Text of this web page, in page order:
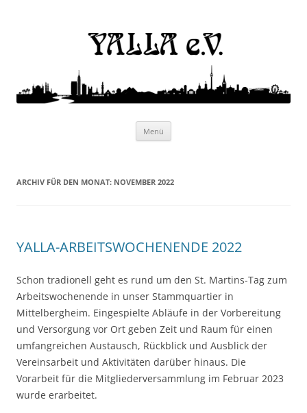
Menü
ARCHIV FÜR DEN MONAT: NOVEMBER 2022
YALLA-ARBEITSWOCHENENDE 2022
Schon tradionell geht es rund um den St. Martins-Tag zum
Arbeitswochenende in unser Stammquartier in
Mittelbergheim. Eingespielte Abläufe in der Vorbereitung
und Versorgung vor Ort geben Zeit und Raum für einen
umfangreichen Austausch, Rückblick und Ausblick der
Vereinsarbeit und Aktivitäten darüber hinaus. Die
Vorarbeit für die Mitgliederversammlung im Februar 2023
wurde erarbeitet.